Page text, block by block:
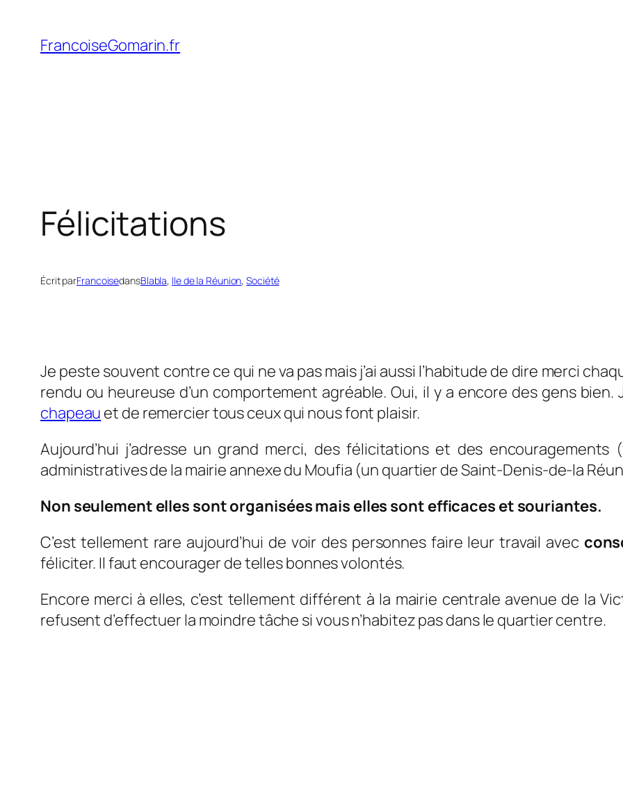
contenu
FrancoiseGomarin.fr
Félicitations
Écrit parFrancoisedansBlabla, Ile de la Réunion, Société
Je peste souvent contre ce qui ne va pas mais j’ai aussi l’habitude de dire merci
rendu ou heureuse d’un comportement agréable. Oui, il y a encore des gens
chapeau et de remercier tous ceux qui nous font plaisir.
Aujourd’hui j’adresse un grand merci, des félicitations et des
administratives de la mairie annexe du Moufia (un quartier de Saint-Denis-de-la
Non seulement elles sont organisées mais elles sont efficaces et souriantes.
C’est tellement rare aujourd’hui de voir des personnes faire leur travail avec
féliciter. Il faut encourager de telles bonnes volontés.
Encore merci à elles, c’est tellement différent à la mairie centrale avenue de la
refusent d’effectuer la moindre tâche si vous n’habitez pas dans le quartier centre.